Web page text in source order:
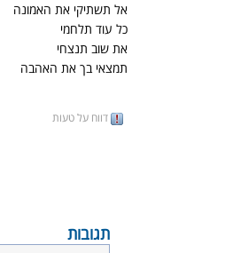
אל תשתיקי את האמונה
כל עוד תלחמי
את שוב תנצחי
תמצאי בך את האהבה
דווח על טעות
תגובות